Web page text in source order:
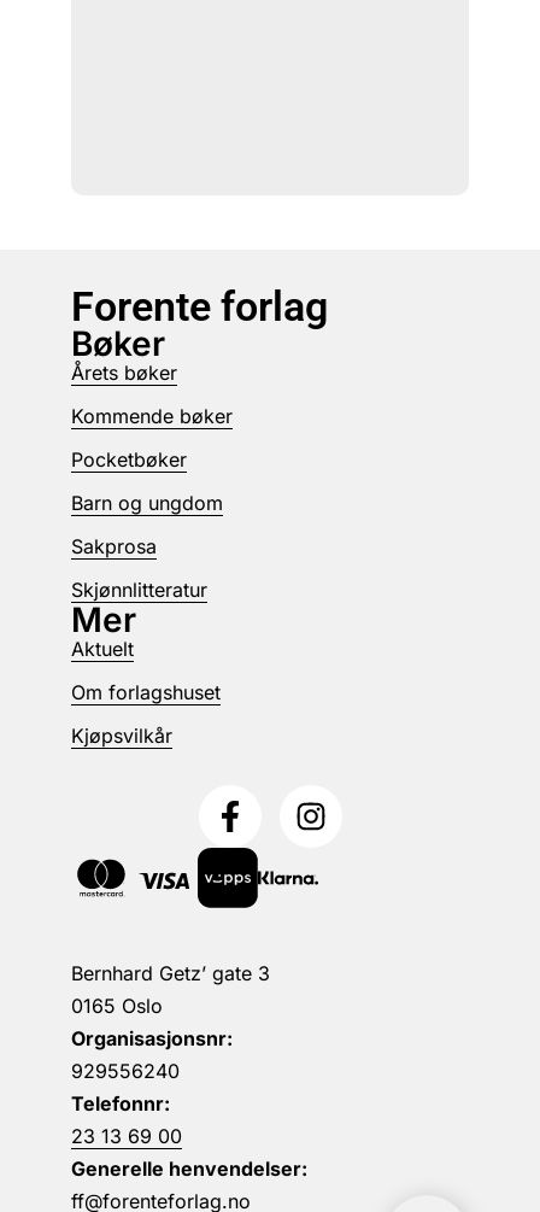
Forente forlag
Bernhard Getz’ gate 3
0165 Oslo
Organisasjonsnr:
929556240
Telefonnr:
23 13 69 00
Generelle henvendelser:
ff@forenteforlag.no
Bøker
Årets bøker
Kommende bøker
Pocketbøker
Barn og ungdom
Sakprosa
Skjønnlitteratur
Mer
Aktuelt
Om forlagshuset
Kjøpsvilkår